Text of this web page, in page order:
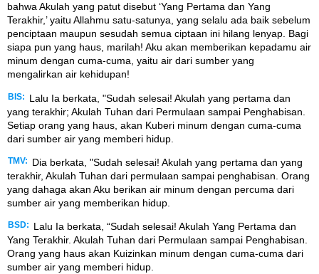
bahwa Akulah yang patut disebut ‘Yang Pertama dan Yang
Terakhir,’ yaitu Allahmu satu-satunya, yang selalu ada baik sebelum
penciptaan maupun sesudah semua ciptaan ini hilang lenyap. Bagi
siapa pun yang haus, marilah! Aku akan memberikan kepadamu air
minum dengan cuma-cuma, yaitu air dari sumber yang
mengalirkan air kehidupan!
BIS:
Lalu Ia berkata, "Sudah selesai! Akulah yang pertama dan
yang terakhir; Akulah Tuhan dari Permulaan sampai Penghabisan.
Setiap orang yang haus, akan Kuberi minum dengan cuma-cuma
dari sumber air yang memberi hidup.
TMV:
Dia berkata, "Sudah selesai! Akulah yang pertama dan yang
terakhir, Akulah Tuhan dari permulaan sampai penghabisan. Orang
yang dahaga akan Aku berikan air minum dengan percuma dari
sumber air yang memberikan hidup.
BSD:
Lalu Ia berkata, “Sudah selesai! Akulah Yang Pertama dan
Yang Terakhir. Akulah Tuhan dari Permulaan sampai Penghabisan.
Orang yang haus akan Kuizinkan minum dengan cuma-cuma dari
sumber air yang memberi hidup.